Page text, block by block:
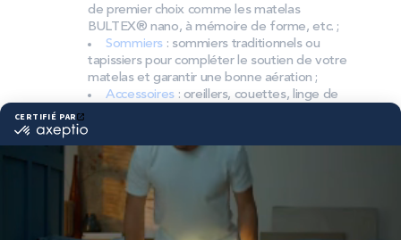
de premier choix comme les matelas
BULTEX® nano, à mémoire de forme, etc. ;
Sommiers : sommiers traditionnels ou
tapissiers pour compléter le soutien de votre
matelas et garantir une bonne aération ;
Accessoires: oreillers, couettes, linge de
Pourquoi choisir Bultex
comme literie ?
Bultex est la marque la plus détenue des Français*
et s’appuie sur un savoir-faire reconnu en matière